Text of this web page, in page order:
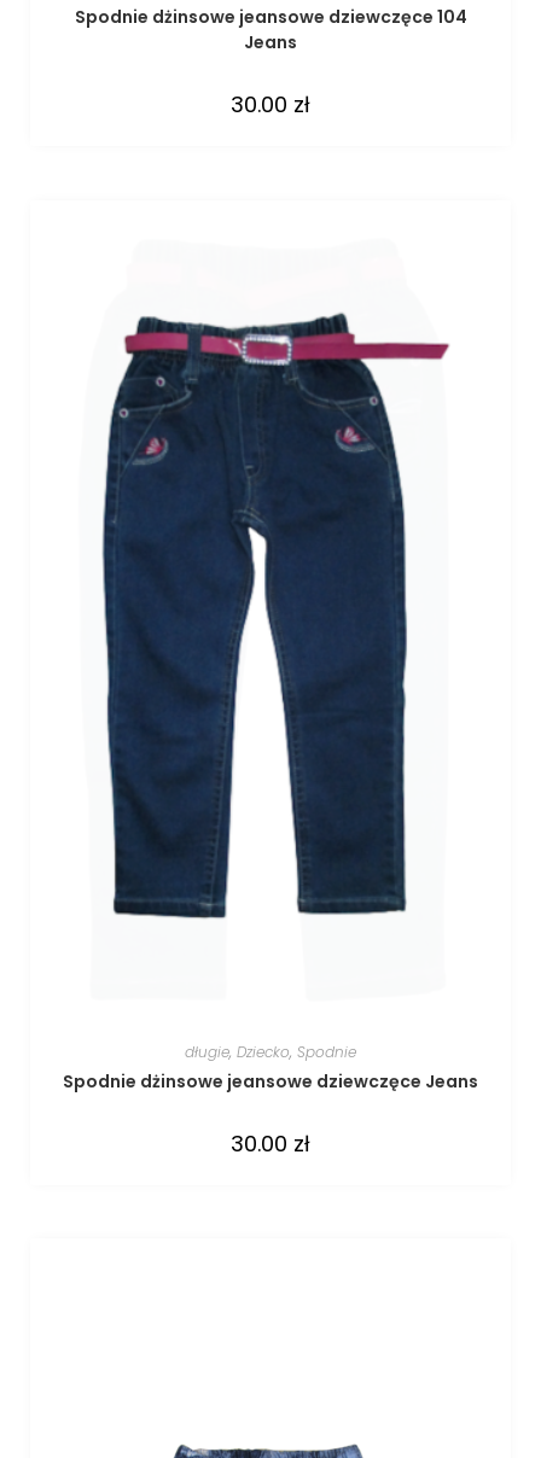
Spodnie dżinsowe jeansowe dziewczęce 104
Jeans
30.00 zł
długie, Dziecko, Spodnie
Spodnie dżinsowe jeansowe dziewczęce Jeans
30.00 zł